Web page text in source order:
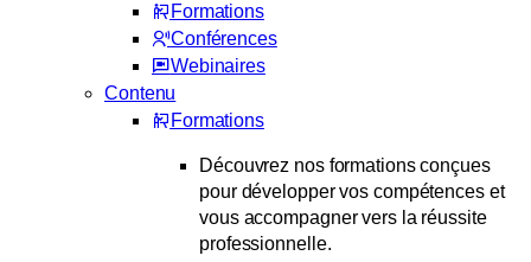
Formations
Conférences
Webinaires
Contenu
Formations
Découvrez nos formations conçues
pour développer vos compétences et
vous accompagner vers la réussite
professionnelle.